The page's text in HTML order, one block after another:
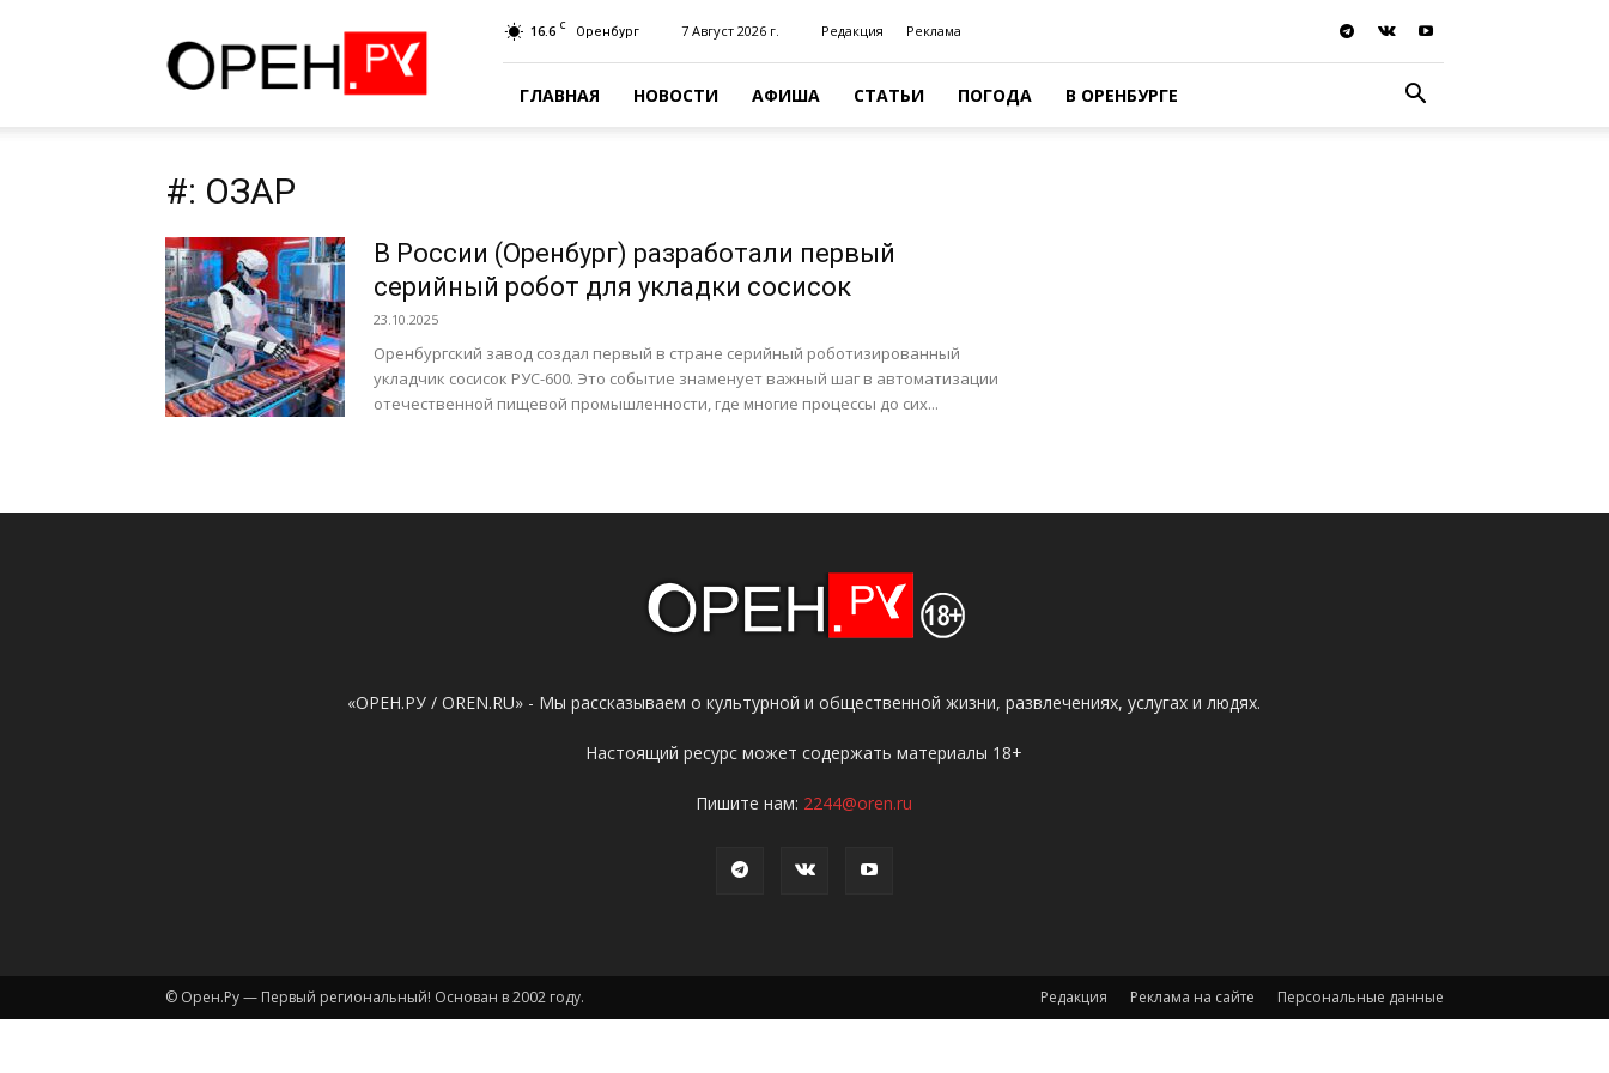
16.6 C Оренбург 7 Август 2026 г. Редакция Реклама
ГЛАВНАЯ НОВОСТИ АФИША СТАТЬИ ПОГОДА В ОРЕНБУРГЕ
#: ОЗАР
В России (Оренбург) разработали первый
серийный робот для укладки сосисок
23.10.2025
Оренбургский завод создал первый в стране серийный роботизированный
укладчик сосисок РУС-600. Это событие знаменует важный шаг в автоматизации
отечественной пищевой промышленности, где многие процессы до сих...
«ОРЕН.РУ / OREN.RU» - Мы рассказываем о культурной и общественной жизни, развлечениях, услугах и людях.
Настоящий ресурс может содержать материалы 18+
Пишите нам: 2244@oren.ru
Редакция Реклама на сайте Персональные данные
© Орен.Ру — Первый региональный! Основан в 2002 году.